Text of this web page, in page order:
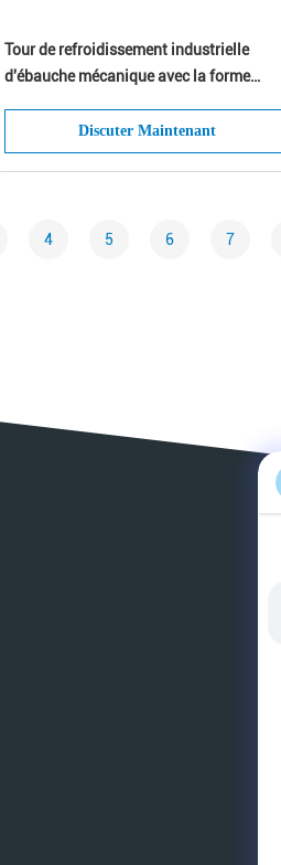
Tour de refroidissement industrielle
d'ébauche mécanique avec la forme
Discuter Maintenant
4 5 6 7